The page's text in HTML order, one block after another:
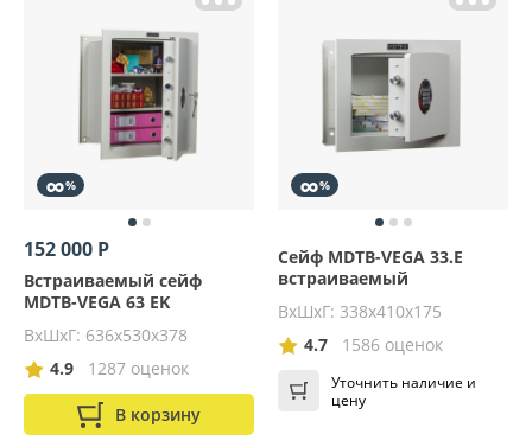
∞%
152 000 Р
Встраиваемый сейф
MDTB-VEGA 63 EK
ВхШхГ: 636х530х378
4.9
1287 оценок
В корзину
∞%
Сейф MDTB-VEGA 33.E
встраиваемый
ВхШхГ: 338х410х175
4.7
1586 оценок
Уточнить наличие и
цену